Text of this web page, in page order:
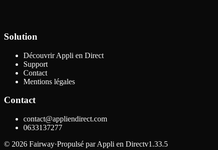
Solution
Découvrir Appli en Direct
Support
Contact
Mentions légales
Contact
contact@appliendirect.com
0633137277
© 2026 Fairway·Propulsé par Appli en Directv1.33.5